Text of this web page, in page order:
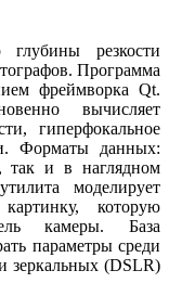
глубины резкости
Программа
фреймворка Qt.
вычисляет
гиперфокальное
Форматы данных:
так и в наглядном
моделирует
которую
камеры. База
параметры среди
зеркальных (DSLR)